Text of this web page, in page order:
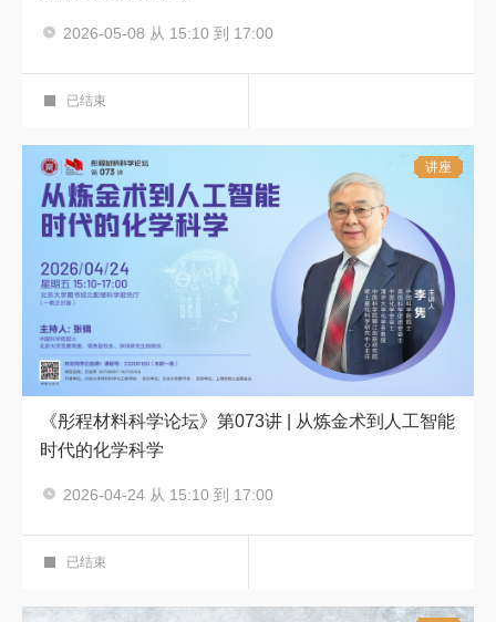
主讲人：刘若川
2026-05-08 从 15:10 到 17:00
科学报告厅
已结束
讲座
《彤程材料科学论坛》第073讲 | 从炼金术到人工智能
时代的化学科学
2026-04-24 从 15:10 到 17:00
科学报告厅
已结束